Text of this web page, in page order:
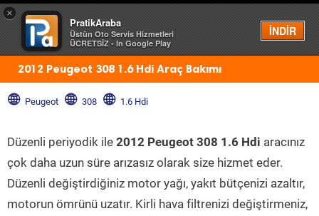
×
PratikAraba
Üstün Oto Servis Hizmetleri
ÜCRETSİZ - In Google Play
İNDİR
Menü
2012 Peugeot 308 1.6 Hdi Araç Bakımı
Peugeot 308 1.6 Hdi
Düzenli periyodik ile 2012 Peugeot 308 1.6 Hdi aracınız
çok daha uzun süre arızasız olarak size hizmet eder.
Düzenli değiştirdiğiniz motor yağı, yakıt bütçenizi azaltır,
motorun ömrünü uzatır. Kirli hava filtrenizi değiştirmeniz,